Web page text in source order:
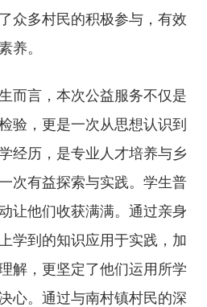
众多村民的积极参与，有效
养。
而言，本次公益服务不仅是
验，更是一次从思想认识到
经历，是专业人才培养与乡
次有益探索与实践。学生普
让他们收获满满。通过亲身
学到的知识应用于实践，加
解，更坚定了他们运用所学
心。通过与南村镇村民的深